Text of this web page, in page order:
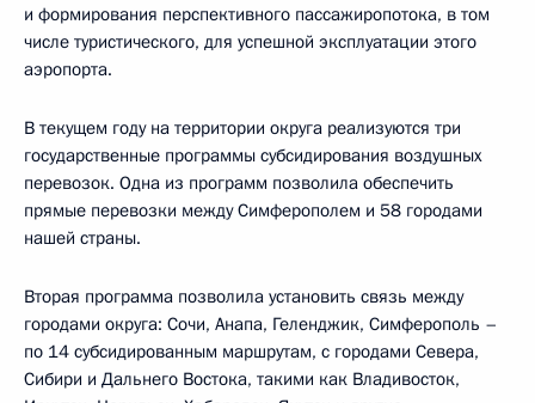
и формирования перспективного пассажиропотока, в том
числе туристического, для успешной эксплуатации этого
аэропорта.
В текущем году на территории округа реализуются три
государственные программы субсидирования воздушных
перевозок. Одна из программ позволила обеспечить
прямые перевозки между Симферополем и 58 городами
нашей страны.
Вторая программа позволила установить связь между
городами округа: Сочи, Анапа, Геленджик, Симферополь –
по 14 субсидированным маршрутам, с городами Севера,
Сибири и Дальнего Востока, такими как Владивосток,